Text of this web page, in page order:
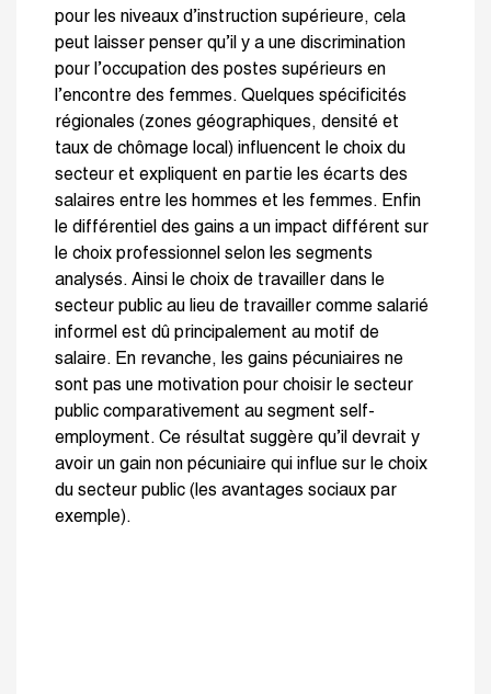
pour les niveaux d’instruction supérieure, cela
peut laisser penser qu’il y a une discrimination
pour l’occupation des postes supérieurs en
l’encontre des femmes. Quelques spécificités
régionales (zones géographiques, densité et
taux de chômage local) influencent le choix du
secteur et expliquent en partie les écarts des
salaires entre les hommes et les femmes. Enfin
le différentiel des gains a un impact différent sur
le choix professionnel selon les segments
analysés. Ainsi le choix de travailler dans le
secteur public au lieu de travailler comme salarié
informel est dû principalement au motif de
salaire. En revanche, les gains pécuniaires ne
sont pas une motivation pour choisir le secteur
public comparativement au segment self-
employment. Ce résultat suggère qu’il devrait y
avoir un gain non pécuniaire qui influe sur le choix
du secteur public (les avantages sociaux par
exemple).